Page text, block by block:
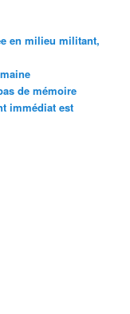
en milieu militant,
de mémoire
immédiat est